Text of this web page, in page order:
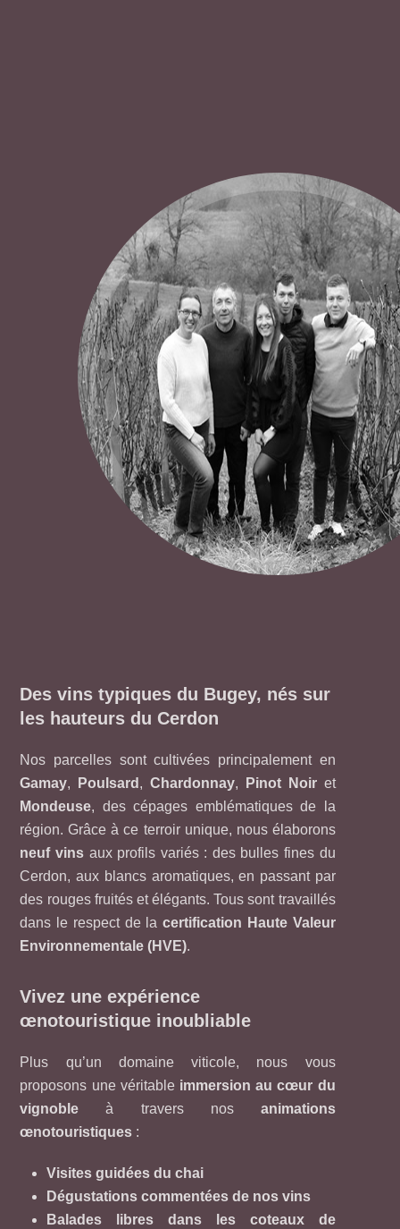
Des vins typiques du Bugey, nés sur
les hauteurs du Cerdon
Nos parcelles sont cultivées principalement en
Gamay, Poulsard ,Chardonnay, Pinot Noiret
Mondeuse, des cépages emblématiques de la
région. Grâce à ce terroir unique, nous élaborons
neuf vinsaux profils variés : des bulles fines du
Cerdon, aux blancs aromatiques, en passant par
des rouges fruités et élégants. Tous sont travaillés
dans le respect de lacertification Haute Valeur
Environnementale (HVE).
Vivez une expérience
œnotouristique inoubliable
Plus qu’un domaine viticole, nous vous
proposons une véritable immersion au cœur du
vignoble à travers nos animations
œnotouristiques :
Visites guidées du chai
Dégustations commentées de nos vins
Balades libres dans les coteaux de